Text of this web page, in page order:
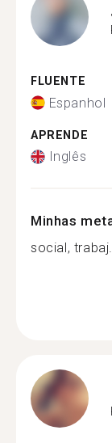
FLUENTE
Espanhol
APRENDE
Inglês
Minhas
social,